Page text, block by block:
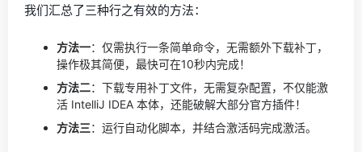
我们汇总了三种行之有效的方法：
方法一：仅需执行一条简单命令，无需额外下载补丁，
操作极其简便，最快可在10秒内完成！
方法二：下载专用补丁文件，无需复杂配置，不仅能激
活 IntelliJ IDEA 本体，还能破解大部分官方插件！
方法三：运行自动化脚本，并结合激活码完成激活。